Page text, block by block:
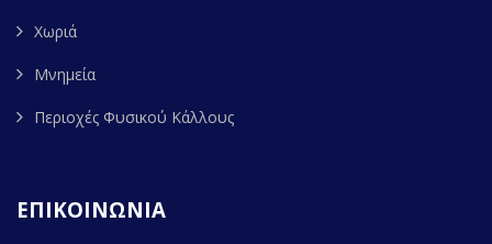
Χωριά
Μνημεία
Περιοχές Φυσικού Κάλλους
ΕΠΙΚΟΙΝΩΝΙΑ